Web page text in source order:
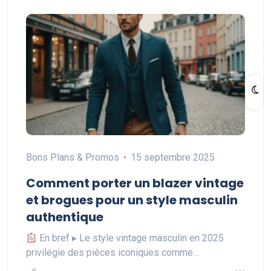
Bons Plans & Promos 15 septembre 2025
Comment porter un blazer vintage
et brogues pour un style masculin
authentique
En bref ▸ Le style vintage masculin en 2025
privilégie des pièces iconiques comme…